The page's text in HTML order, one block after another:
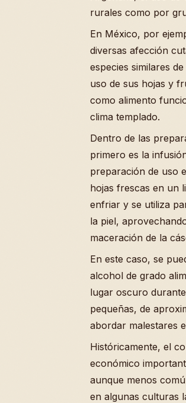
rurales como por
En México, por
diversas afección
especies similares
uso de sus hojas y
como alimento
clima templado.
Dentro de las
primero es la
preparación de uso
hojas frescas en un
enfriar y se utiliza
la piel,
maceración de la
En este caso, se
alcohol de grado
lugar oscuro
pequeñas, de
abordar malestares
Históricamente, el
económico
aunque menos
en algunas culturas